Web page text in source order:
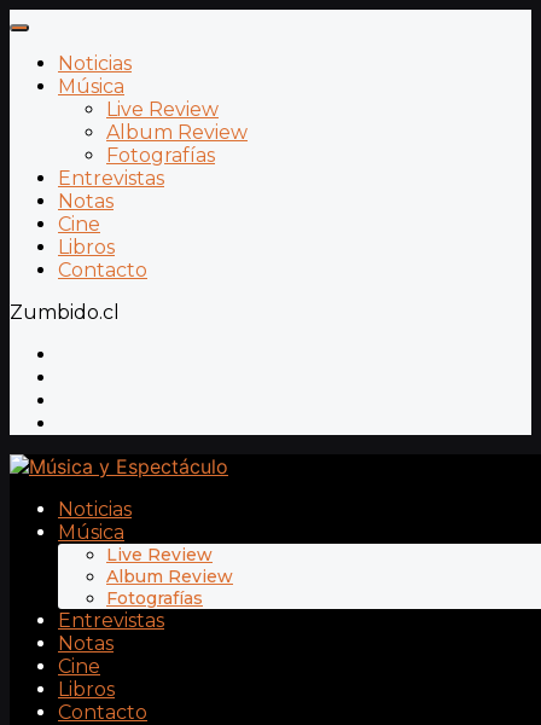
Noticias
Música
Live Review
Album Review
Fotografías
Entrevistas
Notas
Cine
Libros
Contacto
Zumbido.cl
Noticias
Música
Live Review
Album Review
Fotografías
Entrevistas
Notas
Cine
Libros
Contacto